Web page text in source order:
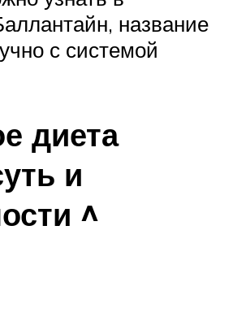
название
с системой
диета
и
^